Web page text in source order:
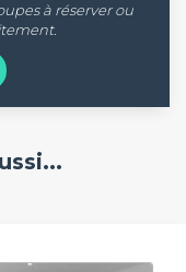
à réserver ou